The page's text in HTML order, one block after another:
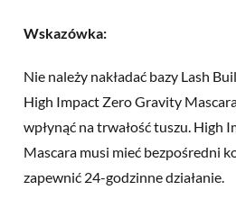
Wskazówka:
Nie należy nakładać bazy Lash
High Impact Zero Gravity
wpłynąć na trwałość tuszu. High
Mascara musi mieć bezpośredni
zapewnić 24-godzinne działanie.